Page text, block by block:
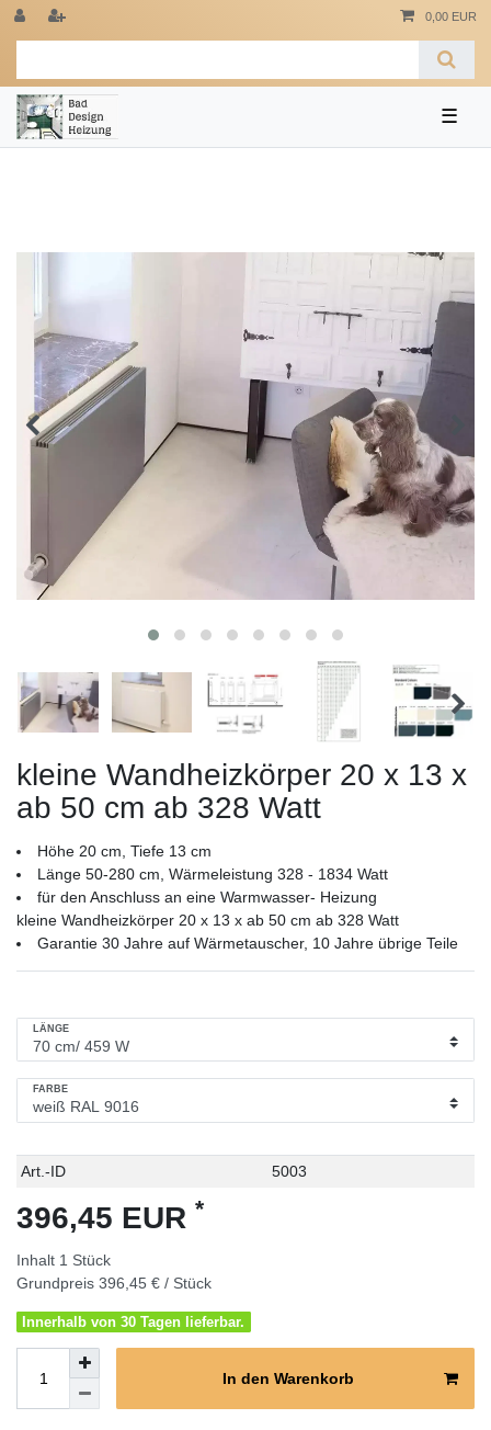
0,00 EUR
☰
kleine Wandheizkörper 20 x 13 x
ab 50 cm ab 328 Watt
Höhe 20 cm, Tiefe 13 cm
Länge 50-280 cm, Wärmeleistung 328 - 1834 Watt
für den Anschluss an eine Warmwasser- Heizung
kleine Wandheizkörper 20 x 13 x ab 50 cm ab 328 Watt
Garantie 30 Jahre auf Wärmetauscher, 10 Jahre übrige Teile
LÄNGE
FARBE
Technisches
Wert
Art.-ID 5003
396,45 EUR *
Inhalt 1 Stück
Grundpreis 396,45 € / Stück
Innerhalb von 30 Tagen lieferbar.
In den Warenkorb